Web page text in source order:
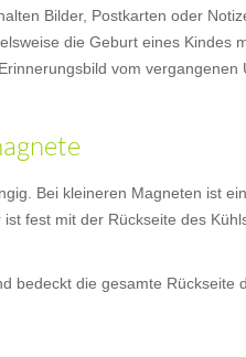
Bilder, Postkarten oder
die Geburt eines Kindes
vom vergangenen
Bei kleineren Magneten ist ein
fest mit der Rückseite des
bedeckt die gesamte Rückseite